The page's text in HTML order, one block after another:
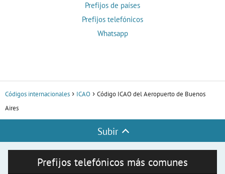
Prefijos de países
Prefijos telefónicos
Whatsapp
Códigos internacionales ICAO
Código ICAO del Aeropuerto de Buenos
Aires
Subir
Prefijos telefónicos más comunes